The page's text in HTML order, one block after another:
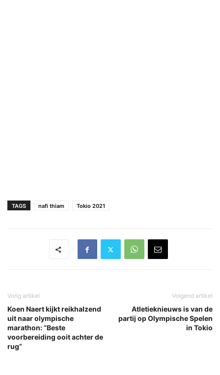
TAGS nafi thiam Tokio 2021
Vorig artikel
Koen Naert kijkt reikhalzend
uit naar olympische
marathon: “Beste
voorbereiding ooit achter de
rug”
Volgend artikel
Atletieknieuws is van de
partij op Olympische Spelen
in Tokio